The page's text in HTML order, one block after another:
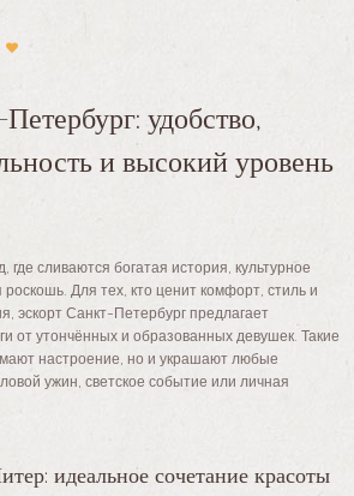
удобство,
и высокий уровень
где сливаются богатая история, культурное
Для тех, кто ценит комфорт, стиль и
эскорт Санкт-Петербург предлагает
от утончённых и образованных девушек. Такие
настроение, но и украшают любые
ужин, светское событие или личная
идеальное сочетание красоты